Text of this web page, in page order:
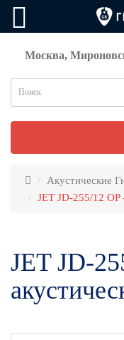
Москва,
Акустические
JET JD-255/12 OP
JET JD-